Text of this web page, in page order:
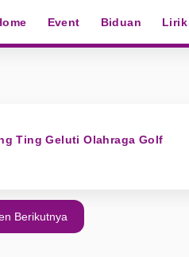
Event Biduan Lirik
Ting Geluti Olahraga Golf
Berikutnya